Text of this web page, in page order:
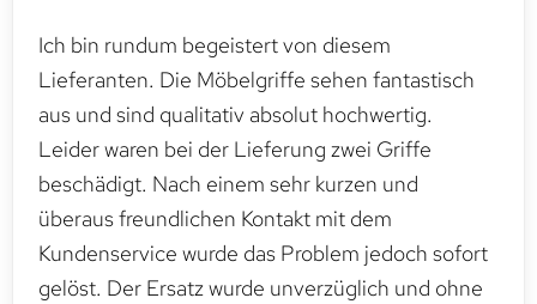
Ich bin rundum begeistert von diesem
Lieferanten. Die Möbelgriffe sehen fantastisch
aus und sind qualitativ absolut hochwertig.
Leider waren bei der Lieferung zwei Griffe
beschädigt. Nach einem sehr kurzen und
überaus freundlichen Kontakt mit dem
Kundenservice wurde das Problem jedoch sofort
gelöst. Der Ersatz wurde unverzüglich und ohne